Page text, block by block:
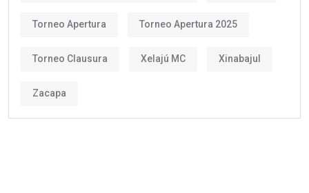
Torneo Apertura Torneo Apertura 2025
Torneo Clausura Xelajú MC Xinabajul
Zacapa